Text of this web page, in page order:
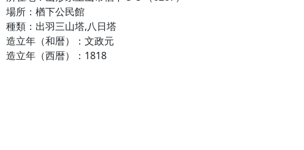
場所：楢下公民館
種類：出羽三山塔,八日塔
造立年（和暦）：文政元
造立年（西暦）：1818